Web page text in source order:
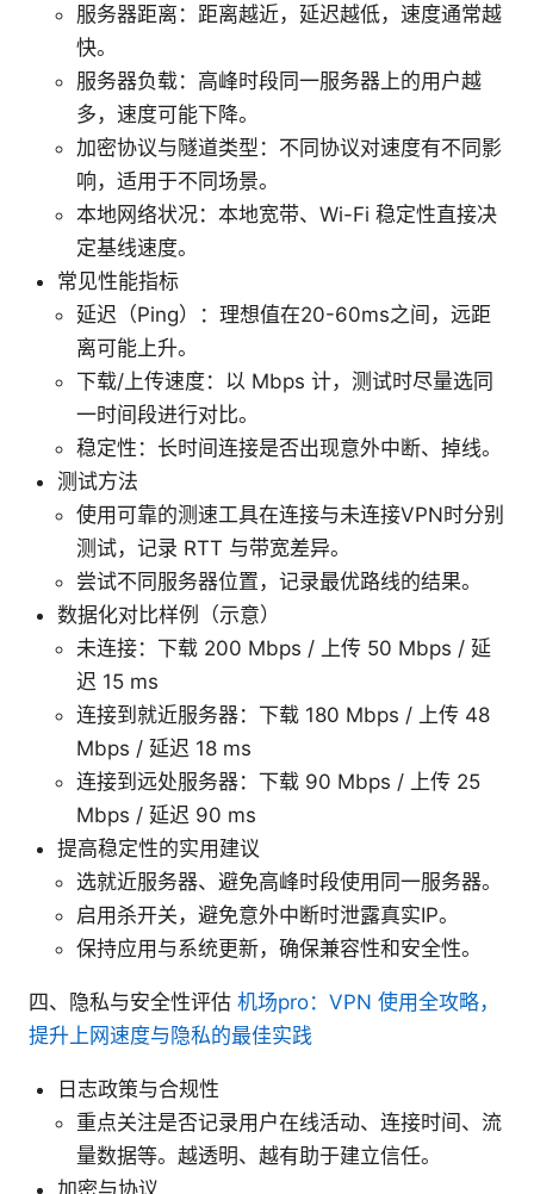
服务器距离：距离越近，延迟越低，速度通常越
快。
服务器负载：高峰时段同一服务器上的用户越
多，速度可能下降。
加密协议与隧道类型：不同协议对速度有不同影
响，适用于不同场景。
本地网络状况：本地宽带、Wi-Fi 稳定性直接决
定基线速度。
常见性能指标
延迟（Ping）：理想值在20-60ms之间，远距
离可能上升。
下载/上传速度：以 Mbps 计，测试时尽量选同
一时间段进行对比。
稳定性：长时间连接是否出现意外中断、掉线。
测试方法
使用可靠的测速工具在连接与未连接VPN时分别
测试，记录 RTT 与带宽差异。
尝试不同服务器位置，记录最优路线的结果。
数据化对比样例（示意）
未连接：下载 200 Mbps / 上传 50 Mbps / 延
迟 15 ms
连接到就近服务器：下载 180 Mbps / 上传 48
Mbps / 延迟 18 ms
连接到远处服务器：下载 90 Mbps / 上传 25
Mbps / 延迟 90 ms
提高稳定性的实用建议
选就近服务器、避免高峰时段使用同一服务器。
启用杀开关，避免意外中断时泄露真实IP。
保持应用与系统更新，确保兼容性和安全性。
四、隐私与安全性评估 机场pro：VPN 使用全攻略，
提升上网速度与隐私的最佳实践
日志政策与合规性
重点关注是否记录用户在线活动、连接时间、流
量数据等。越透明、越有助于建立信任。
加密与协议